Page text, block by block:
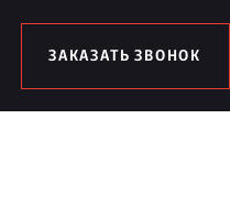
ЗАКАЗАТЬ ЗВОНОК